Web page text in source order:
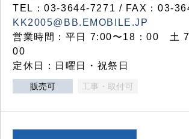
TEL：03‐3644‐7271 / FAX：03-
KK2005@BB.EMOBILE.JP
営業時間：平日 7:00〜18：00 土 7
00
定休日：日曜日・祝祭日
販売可 工事・取付可